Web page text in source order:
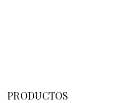
PRODUCTOS